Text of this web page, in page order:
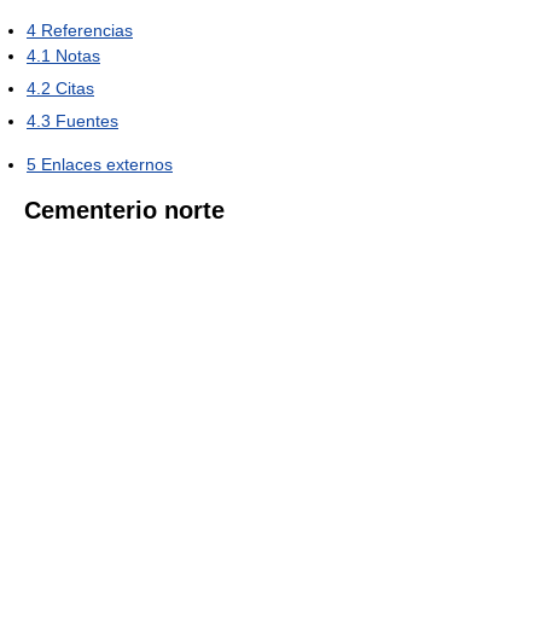
4 Referencias
4.1 Notas
4.2 Citas
4.3 Fuentes
5 Enlaces externos
Cementerio norte